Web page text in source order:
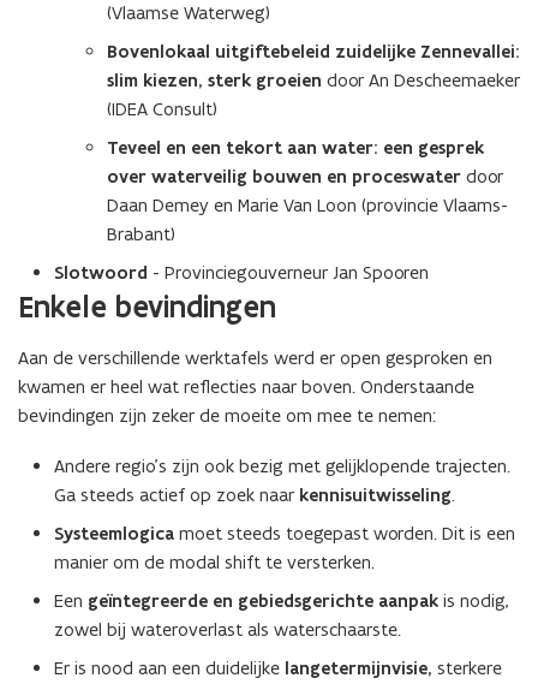
(Vlaamse Waterweg)
Bovenlokaal uitgiftebeleid zuidelijke Zennevallei:
slim kiezen, sterk groeien door An Descheemaeker
(IDEA Consult)
Teveel en een tekort aan water: een gesprek
over waterveilig bouwen en proceswater door
Daan Demey en Marie Van Loon (provincie Vlaams-
Brabant)
Slotwoord - Provinciegouverneur Jan Spooren
Enkele bevindingen
Aan de verschillende werktafels werd er open gesproken en
kwamen er heel wat reflecties naar boven. Onderstaande
bevindingen zijn zeker de moeite om mee te nemen:
Andere regio’s zijn ook bezig met gelijklopende trajecten.
Ga steeds actief op zoek naar kennisuitwisseling.
Systeemlogica moet steeds toegepast worden. Dit is een
manier om de modal shift te versterken.
Een geïntegreerde en gebiedsgerichte aanpak is nodig,
zowel bij wateroverlast als waterschaarste.
Er is nood aan een duidelijke langetermijnvisie, sterkere